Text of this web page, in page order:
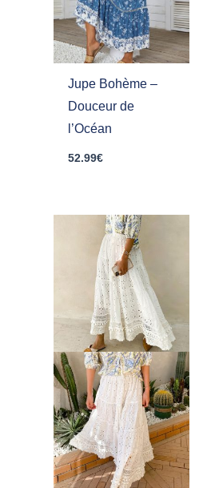
Jupe Bohème –
Douceur de
l’Océan
52.99€